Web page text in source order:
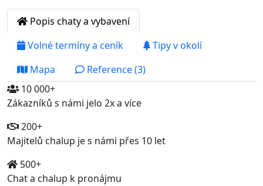
Popis chaty a vybavení
Volné termíny a ceník
Tipy v okolí
Mapa
Reference (3)
10 000+
Zákazníků s námi jelo 2x a více
200+
Majitelů chalup je s námi přes 10 let
500+
Chat a chalup k pronájmu